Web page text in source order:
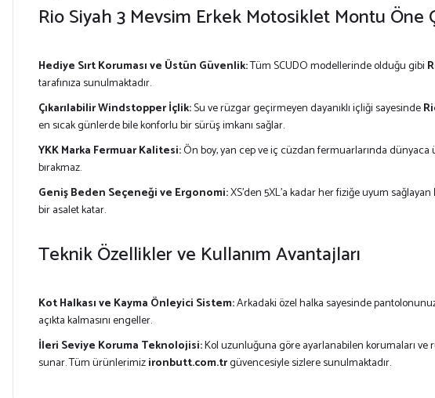
Rio Siyah 3 Mevsim Erkek Motosiklet Montu Öne
Hediye Sırt Koruması ve Üstün Güvenlik:Tüm SCUDO modellerinde olduğu gibi
tarafınıza sunulmaktadır.
Çıkarılabilir Windstopper İçlik:Su ve rüzgar geçirmeyen dayanıklı içliği sayesinde
en sıcak günlerde bile konforlu bir sürüş imkanı sağlar.
YKK Marka Fermuar Kalitesi:Ön boy, yan cep ve iç cüzdan fermuarlarında
bırakmaz.
Geniş Beden Seçeneği ve Ergonomi:XS'den 5XL'a kadar her fiziğe uyum sağlayan
bir asalet katar.
Teknik Özellikler ve Kullanım Avantajları
Kot Halkası ve Kayma Önleyici Sistem:Arkadaki özel halka sayesinde
açıkta kalmasını engeller.
İleri Seviye Koruma Teknolojisi:Kol uzunluğuna göre ayarlanabilen korumaları
sunar. Tüm ürünlerimizironbutt.com.trgüvencesiyle sizlere sunulmaktadır.